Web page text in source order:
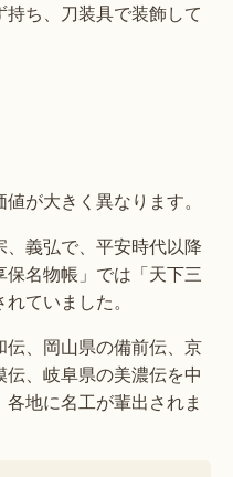
ち、刀装具で装飾して
が大きく異なります。
義弘で、平安時代以降
名物帳」では「天下三
ていました。
、岡山県の備前伝、京
、岐阜県の美濃伝を中
地に名工が輩出されま